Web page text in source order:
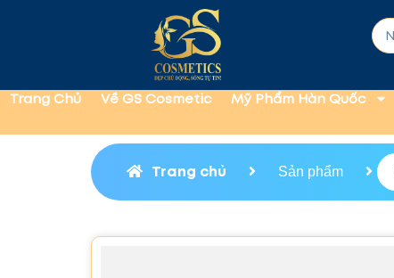
Trang Chủ Về GS Cosmetic Mỹ Phẩm Hàn Quốc
Trang chủ Sản phẩm